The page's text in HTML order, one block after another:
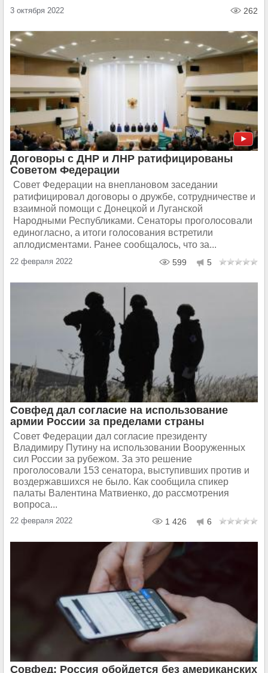
3 октября 2022 262
Договоры с ДНР и ЛНР ратифицированы
Советом Федерации
Совет Федерации на внеплановом заседании
ратифицировал договоры о дружбе, сотрудничестве и
взаимной помощи с Донецкой и Луганской
Народными Республиками. Сенаторы проголосовали
единогласно, а итоги голосования встретили
аплодисментами. Ранее сообщалось, что за...
22 февраля 2022 599 5
Совфед дал согласие на использование
армии России за пределами страны
Совет Федерации дал согласие президенту
Владимиру Путину на использовании Вооруженных
сил России за рубежом. За это решение
проголосовали 153 сенатора, выступивших против и
воздержавшихся не было. Как сообщила спикер
палаты Валентина Матвиенко, до рассмотрения
вопроса...
22 февраля 2022 1 426 6
Совфед: Россия обойдется без американских